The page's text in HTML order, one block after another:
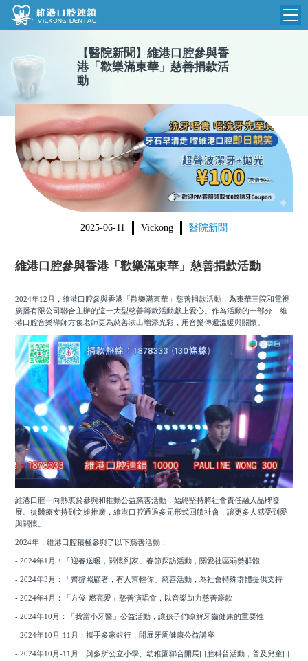
維港首頁
品牌介紹
環境設備
醫院新聞
收費標準
N
收費總表
植牙收費
根管收費
美學收費
箍牙收費
醫生團隊
門診時間
【醫院新聞 】 維港口腔參與香
港「歡樂滿東華」慈善捐款活
動
2025-06-11 Vickong 醫院新聞
維港口腔參與香港「歡樂滿東華」慈善捐款活動
2024年12月，維港口腔參與香港「歡樂滿東華」慈善捐款活動，為東華三院和電視
廣播有限公司聯合主辦的這一大型慈善籌款活動獻上愛心。作為活動的一部分，維
港口腔音樂導師方俊老師更為慈善演出增添光彩，用音樂傳遞溫暖與關懷。
維港口腔一向熱衷於參與和推動公益慈善活動，始終堅持將社會責任融入品牌發
展。從醫療支持到文娛推廣，維港口腔通過多元形式回饋社會，讓更多人感受到愛
與關懷。
2024年，維港口腔積極參與了以下慈善活動：
- 2024年1月：「迎春送暖，關懷到家」春節探訪活動，關愛社區弱勢群體
- 2024年3月：「齊撐照顧者，有人幫輕你」慈善活動，為社會特殊群體提供支持
- 2024年4月：「方俊·燃亮愛」慈善演唱會，以音樂助力慈善籌款
- 2024年10月：「我當小牙醫」公益活動，讓孩子們瞭解牙齒健康的重要性
- 2024年10月-11月：攜手多家銀行，開展牙周健康公益講座
- 2024年10月-11月：與多所公立小學、幼稚園聯合開展口腔科普活動，普及兒童口